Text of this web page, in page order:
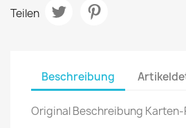
Teilen
Beschreibung
Original Beschreibung